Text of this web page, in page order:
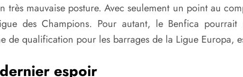
mauvaise posture. Avec seulement un point au
des Champions. Pour autant, le Benfica pourrait
de qualification pour les barrages de la Ligue Europa,
espoir